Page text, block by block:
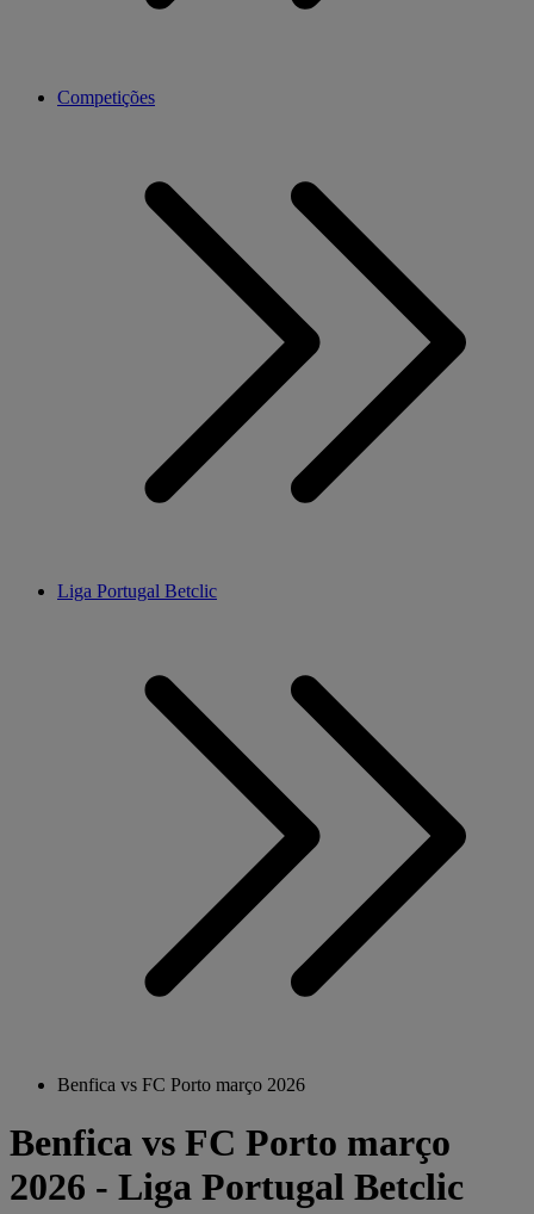
Competições
Liga Portugal Betclic
Benfica vs FC Porto março 2026
Benfica vs FC Porto março
2026 - Liga Portugal Betclic